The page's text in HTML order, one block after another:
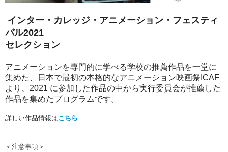
インター・カレッジ・アニメーション・フェスティ
バル2021
セレクション
アニメーションを専門的に学べる学校の推薦作品を一堂に
集めた、日本で最初の本格的なアニメーション映画祭ICAF
より、2021 に参加した作品の中から実行委員会が推薦した
作品を集めたプログラムです。
詳しい作品情報はこちら
＜注意事項＞